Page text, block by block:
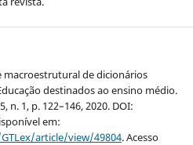
macroestrutural de dicionários
destinados ao ensino médio.
n. 1, p. 122–146, 2020. DOI:
em:
article/view/49804. Acesso